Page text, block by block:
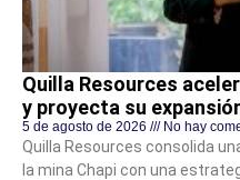
Quilla Resources
y proyecta su
5 de agosto de 2026 No hay
Quilla Resources consolida
la mina Chapi con una